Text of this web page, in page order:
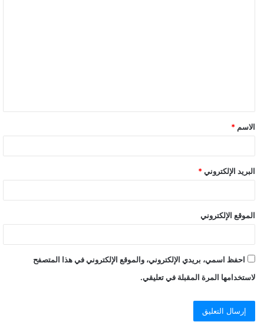
ق
*
الاسم *
البريد الإلكتروني *
الموقع الإلكتروني
احفظ اسمي، بريدي الإلكتروني، والموقع الإلكتروني في هذا المتصفح
لاستخدامها المرة المقبلة في تعليقي.